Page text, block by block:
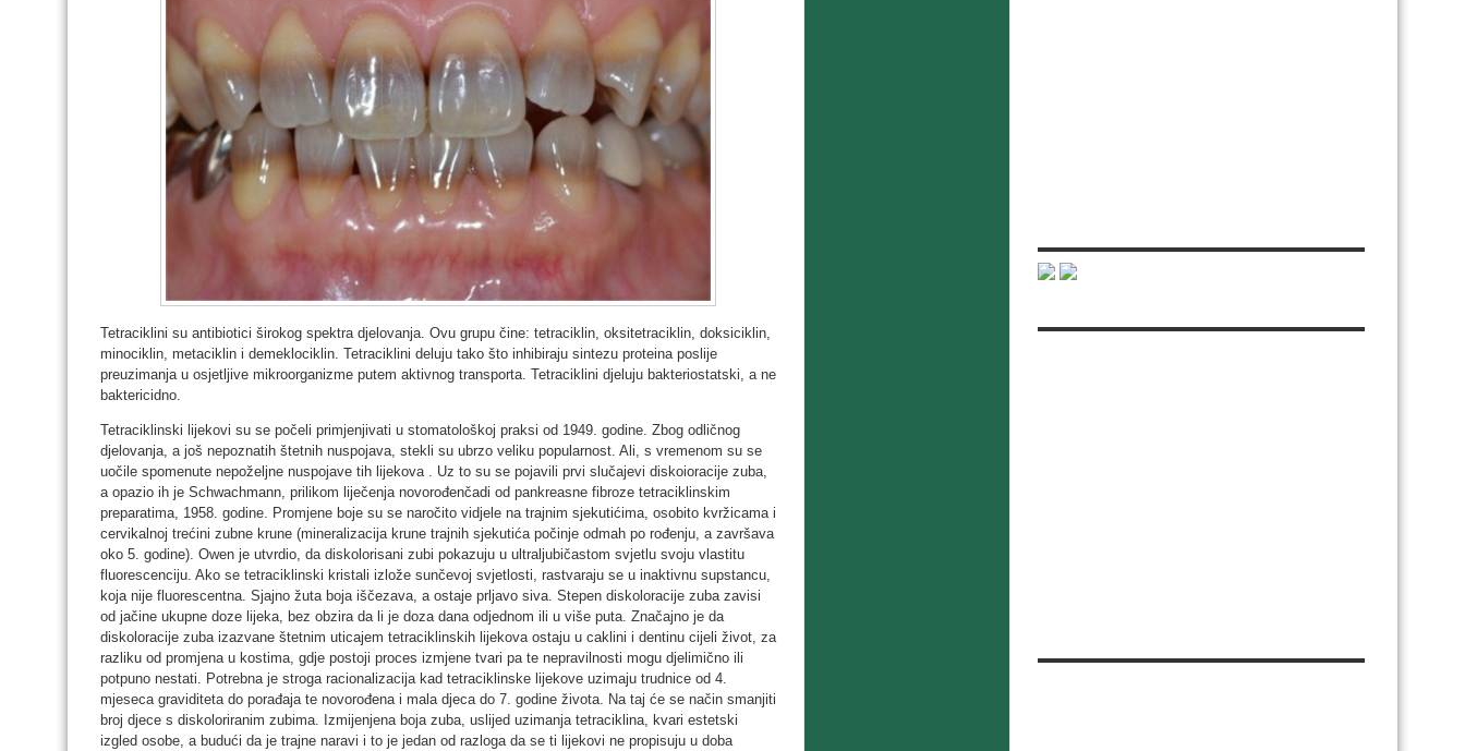
Tetraciklini su antibiotici širokog spektra djelovanja. Ovu grupu čine: tetraciklin, oksitetraciklin, doksiciklin,
minociklin, metaciklin i demeklociklin. Tetraciklini deluju tako što inhibiraju sintezu proteina poslije
preuzimanja u osjetljive mikroorganizme putem aktivnog transporta. Tetraciklini djeluju bakteriostatski, a ne
baktericidno.
Tetraciklinski lijekovi su se počeli primjenjivati u stomatološkoj praksi od 1949. godine. Zbog odličnog
djelovanja, a još nepoznatih štetnih nuspojava, stekli su ubrzo veliku popularnost. Ali, s vremenom su se
uočile spomenute nepoželjne nuspojave tih lijekova . Uz to su se pojavili prvi slučajevi diskoioracije zuba,
a opazio ih je Schwachmann, prilikom liječenja novorođenčadi od pankreasne fibroze tetraciklinskim
preparatima, 1958. godine. Promjene boje su se naročito vidjele na trajnim sjekutićima, osobito kvržicama i
cervikalnoj trećini zubne krune (mineralizacija krune trajnih sjekutića počinje odmah po rođenju, a završava
oko 5. godine). Owen je utvrdio, da diskolorisani zubi pokazuju u ultraljubičastom svjetlu svoju vlastitu
fluorescenciju. Ako se tetraciklinski kristali izlože sunčevoj svjetlosti, rastvaraju se u inaktivnu supstancu,
koja nije fluorescentna. Sjajno žuta boja iščezava, a ostaje prljavo siva. Stepen diskoloracije zuba zavisi
od jačine ukupne doze lijeka, bez obzira da li je doza dana odjednom ili u više puta. Značajno je da
diskoloracije zuba izazvane štetnim uticajem tetraciklinskih lijekova ostaju u caklini i dentinu cijeli život, za
razliku od promjena u kostima, gdje postoji proces izmjene tvari pa te nepravilnosti mogu djelimično ili
potpuno nestati. Potrebna je stroga racionalizacija kad tetraciklinske lijekove uzimaju trudnice od 4.
mjeseca graviditeta do porađaja te novorođena i mala djeca do 7. godine života. Na taj će se način smanjiti
broj djece s diskoloriranim zubima. Izmijenjena boja zuba, uslijed uzimanja tetraciklina, kvari estetski
izgled osobe, a budući da je trajne naravi i to je jedan od razloga da se ti lijekovi ne propisuju u doba